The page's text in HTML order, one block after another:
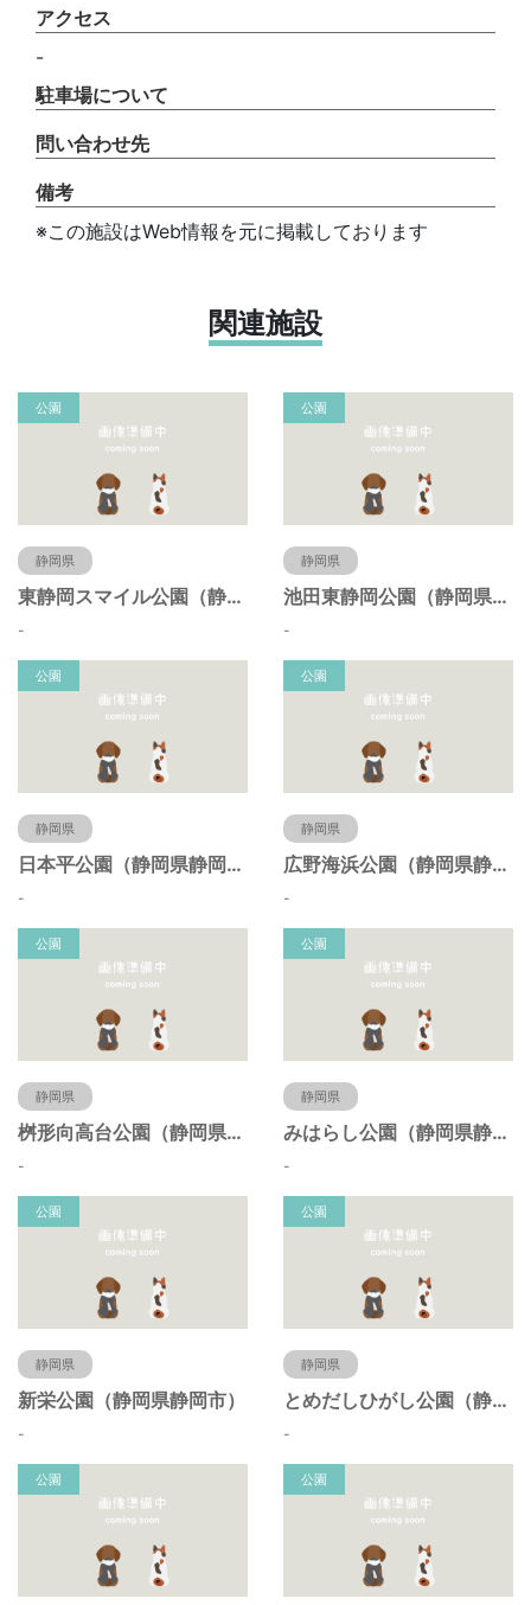
アクセス
-
駐車場について
問い合わせ先
備考
※この施設はWeb情報を元に掲載しております
関連施設
公園
静岡県
東静岡スマイル公園（静岡県静岡市）
-
公園
静岡県
池田東静岡公園（静岡県静岡市）
-
公園
静岡県
日本平公園（静岡県静岡市）
-
公園
静岡県
広野海浜公園（静岡県静岡市）
-
公園
静岡県
桝形向高台公園（静岡県静岡市）
-
公園
静岡県
みはらし公園（静岡県静岡市）
-
公園
静岡県
新栄公園（静岡県静岡市）
-
公園
静岡県
とめだしひがし公園（静岡県静岡市）
-
公園 公園